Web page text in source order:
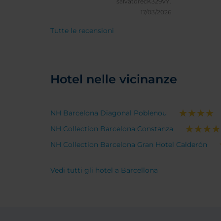
17/03/2026
Tutte le recensioni
Hotel nelle vicinanze
NH Barcelona Diagonal Poblenou
NH Collection Barcelona Constanza
NH Collection Barcelona Gran Hotel Calderón
Vedi tutti gli hotel a Barcellona